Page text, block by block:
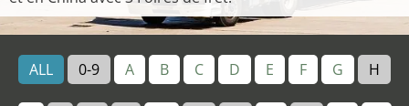
ALL 0-9 A B C D E F G H